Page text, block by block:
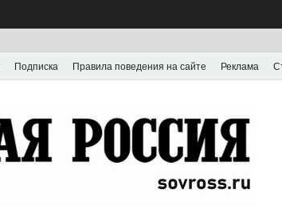
Подписка Правила поведения на сайте Реклама